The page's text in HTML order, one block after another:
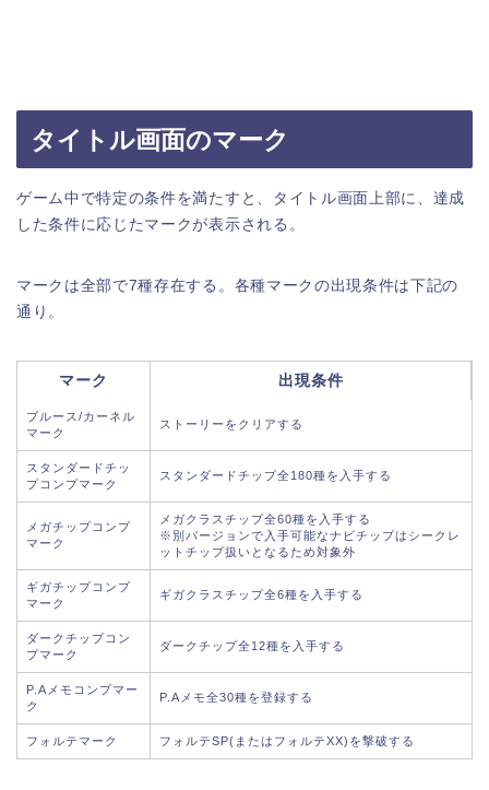
タイトル画面のマーク
ゲーム中で特定の条件を満たすと、タイトル画面上部に、達成
した条件に応じたマークが表示される。
マークは全部で7種存在する。各種マークの出現条件は下記の
通り。
マーク 出現条件
ブルース/カーネル
マーク
ストーリーをクリアする
スタンダードチッ
プコンプマーク
スタンダードチップ全180種を入手する
メガチップコンプ
マーク
メガクラスチップ全60種を入手する
※別バージョンで入手可能なナビチップはシークレ
ットチップ扱いとなるため対象外
ギガチップコンプ
マーク
ギガクラスチップ全6種を入手する
ダークチップコン
プマーク
ダークチップ全12種を入手する
P.Aメモコンプマー
ク
P.Aメモ全30種を登録する
フォルテマーク フォルテSP(またはフォルテXX)を撃破する